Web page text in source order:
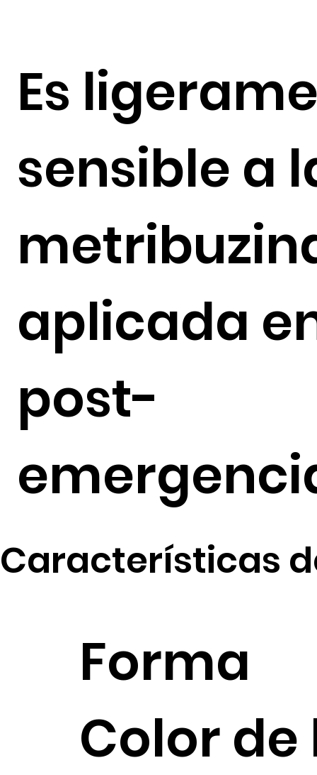
Es
sensible a
aplicada
post-
Forma
Color de
Características